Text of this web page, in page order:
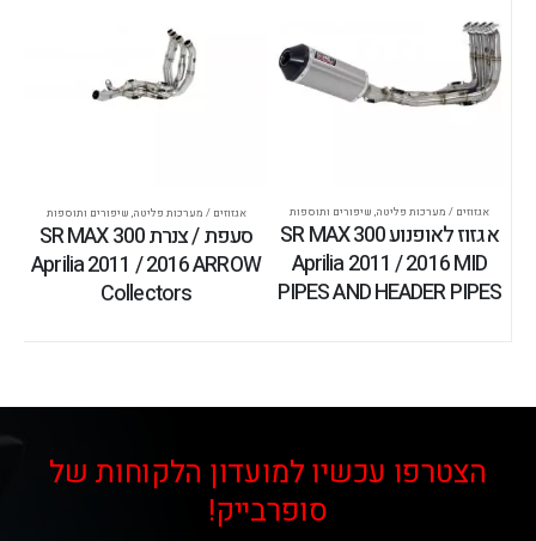
אגזוזים / מערכות פליטה, שיפורים ותוספות
אגזוז לאופנוע SR MAX 300
Aprilia 2011 / 2016 MID
PIPES AND HEADER PIPES
אגזוזים / מערכות פליטה, שיפורים ותוספות
סעפת / צנרת SR MAX 300
Aprilia 2011 / 2016 ARROW
Collectors
הצטרפו עכשיו למועדון הלקוחות של
סופרבייק!